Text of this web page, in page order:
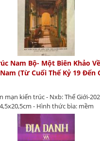
Nam Bộ- Một Biên Khảo
(Từ Cuối Thế Kỷ 19 Đến
mạn kiến trúc - Nxb: Thế Giới-
- Hình thức bìa: mềm